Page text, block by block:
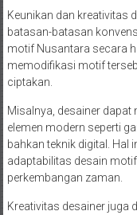
Keunikan dan kreativitas
batasan-batasan
motif Nusantara secara
memodifikasi motif
ciptakan.
Misalnya, desainer
elemen modern seperti
bahkan teknik digital. Hal
adaptabilitas desain
perkembangan zaman.
Kreativitas desainer juga